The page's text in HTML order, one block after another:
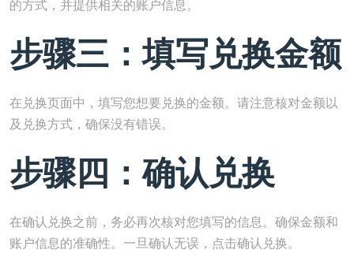
的方式，并提供相关的账户信息。
步骤三：填写兑换金额
在兑换页面中，填写您想要兑换的金额。请注意核对金额以
及兑换方式，确保没有错误。
步骤四：确认兑换
在确认兑换之前，务必再次核对您填写的信息。确保金额和
账户信息的准确性。一旦确认无误，点击确认兑换。